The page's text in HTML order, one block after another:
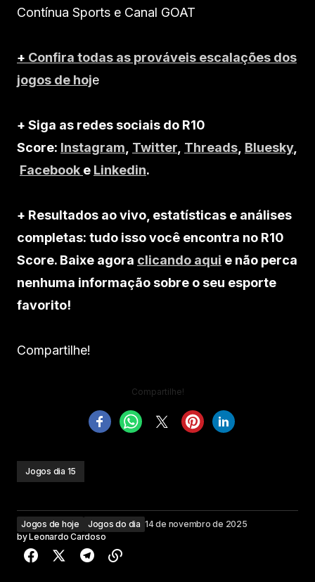
Contínua Sports e Canal GOAT
+ Confira todas as prováveis escalações dos
jogos de hoje
+ Siga as redes sociais do R10
Score: Instagram Twitter Threads Bluesky,
Facebook e Linkedin.
+ Resultados ao vivo, estatísticas e análises
completas: tudo isso você encontra no R10
Score. Baixe agora clicando aqui e não perca
nenhuma informação sobre o seu esporte
favorito!
Compartilhe!
Compartilhe!
Jogos dia 15
Jogos de hoje Jogos do dia 14 de novembro de 2025
byLeonardo Cardoso